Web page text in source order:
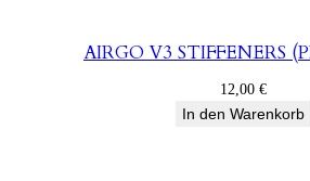
AIRGO V3 STIFFENERS
12,00 €
In den Warenkorb